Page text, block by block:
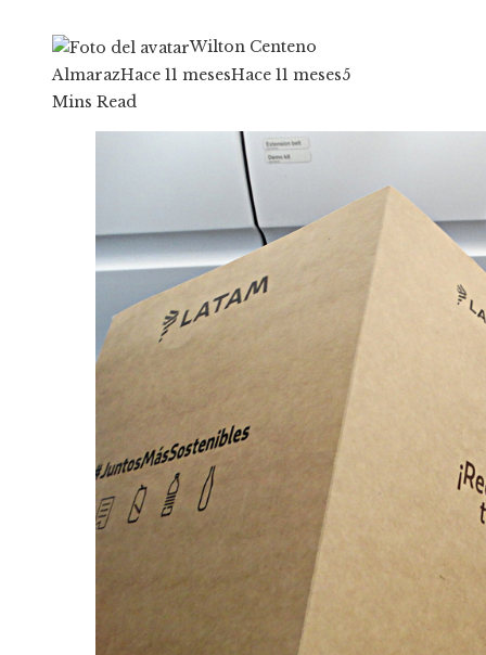
Wilton Centeno
AlmarazHace 11 mesesHace 11 meses5
Mins Read